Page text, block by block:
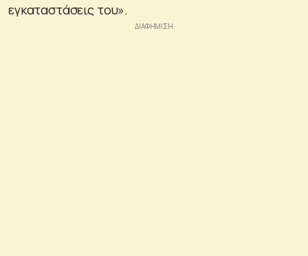
εγκαταστάσεις του».